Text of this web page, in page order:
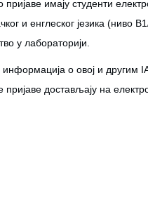
пријаве имају студенти
и енглеског језика (ниво
у лабораторији.
о овој и другим
пријаве достављају на